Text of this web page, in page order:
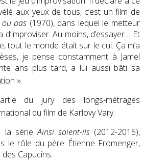
aux yeux de tous, c’est un film de
ou pas (1970), dans lequel le metteur
Au moins, d’essayer… Et
tout le monde était sur le cul. Ça m’a
je pense constamment à Jamel
ans plus tard, a lui aussi bâti sa
».
du jury des longs-métrages
du film de Karlovy Vary.
la sérieAinsi soient-ils(2012-2015),
le rôle du père Étienne Fromenger,
Capucins.